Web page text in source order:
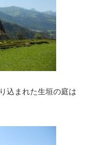
込まれた生垣の庭は